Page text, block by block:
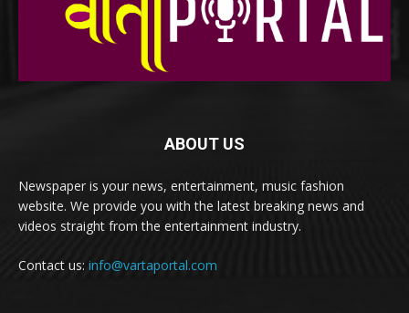
ABOUT US
Newspaper is your news, entertainment, music fashion
website. We provide you with the latest breaking news and
videos straight from the entertainment industry.
Contact us: info@vartaportal.com